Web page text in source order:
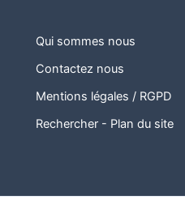
Qui sommes nous
Contactez nous
Mentions légales / RGPD
Rechercher- Plan du site